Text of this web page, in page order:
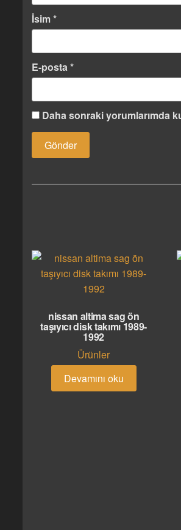
İsim*
E-posta*
Daha sonraki yorumlarımda
nissan altima sag ön
taşıyıcı disk takımı 1989-
1992
Ürünler
Devamını oku